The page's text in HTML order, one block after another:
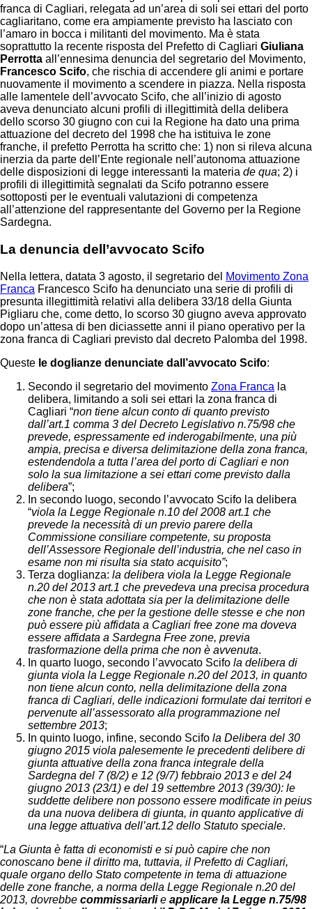
franca di Cagliari, relegata ad un’area di soli sei ettari del porto
cagliaritano, come era ampiamente previsto ha lasciato con
l’amaro in bocca i militanti del movimento. Ma è stata
soprattutto la recente risposta del Prefetto di Cagliari Giuliana
Perrotta all’ennesima denuncia del segretario del Movimento,
Francesco Scifo, che rischia di accendere gli animi e portare
nuovamente il movimento a scendere in piazza. Nella risposta
alle lamentele dell’avvocato Scifo, che all’inizio di agosto
aveva denunciato alcuni profili di illegittimità della delibera
dello scorso 30 giugno con cui la Regione ha dato una prima
attuazione del decreto del 1998 che ha istituiva le zone
franche, il prefetto Perrotta ha scritto che: 1) non si rileva alcuna
inerzia da parte dell’Ente regionale nell’autonoma attuazione
delle disposizioni di legge interessanti la materia de qua; 2) i
profili di illegittimità segnalati da Scifo potranno essere
sottoposti per le eventuali valutazioni di competenza
all’attenzione del rappresentante del Governo per la Regione
Sardegna.
La denuncia dell’avvocato Scifo
Nella lettera, datata 3 agosto, il segretario del Movimento Zona
Franca Francesco Scifo ha denunciato una serie di profili di
presunta illegittimità relativi alla delibera 33/18 della Giunta
Pigliaru che, come detto, lo scorso 30 giugno aveva approvato
dopo un’attesa di ben diciassette anni il piano operativo per la
zona franca di Cagliari previsto dal decreto Palomba del 1998.
Queste le doglianze denunciate dall’avvocato Scifo:
Secondo il segretario del movimento Zona Franca la
delibera, limitando a soli sei ettari la zona franca di
Cagliari “non tiene alcun conto di quanto previsto
dall’art.1 comma 3 del Decreto Legislativo n.75/98 che
prevede, espressamente ed inderogabilmente, una più
ampia, precisa e diversa delimitazione della zona franca,
estendendola a tutta l’area del porto di Cagliari e non
solo la sua limitazione a sei ettari come previsto dalla
delibera”;
In secondo luogo, secondo l’avvocato Scifo la delibera
“viola la Legge Regionale n.10 del 2008 art.1 che
prevede la necessità di un previo parere della
Commissione consiliare competente, su proposta
dell’Assessore Regionale dell’industria, che nel caso in
esame non mi risulta sia stato acquisito”;
Terza doglianza: la delibera viola la Legge Regionale
n.20 del 2013 art.1 che prevedeva una precisa procedura
che non è stata adottata sia per la delimitazione delle
zone franche, che per la gestione delle stesse e che non
può essere più affidata a Cagliari free zone ma doveva
essere affidata a Sardegna Free zone, previa
trasformazione della prima che non è avvenuta.
In quarto luogo, secondo l’avvocato Scifo la delibera di
giunta viola la Legge Regionale n.20 del 2013, in quanto
non tiene alcun conto, nella delimitazione della zona
franca di Cagliari, delle indicazioni formulate dai territori e
pervenute all’assessorato alla programmazione nel
settembre 2013;
In quinto luogo, infine, secondo Scifo la Delibera del 30
giugno 2015 viola palesemente le precedenti delibere di
giunta attuative della zona franca integrale della
Sardegna del 7 (8/2) e 12 (9/7) febbraio 2013 e del 24
giugno 2013 (23/1) e del 19 settembre 2013 (39/30): le
suddette delibere non possono essere modificate in peius
da una nuova delibera di giunta, in quanto applicative di
una legge attuativa dell’art.12 dello Statuto speciale.
“La Giunta è fatta di economisti e si può capire che non
conoscano bene il diritto ma, tuttavia, il Prefetto di Cagliari,
quale organo dello Stato competente in tema di attuazione
delle zone franche, a norma della Legge Regionale n.20 del
2013, dovrebbe commissariarlie applicare la Legge n.75/98